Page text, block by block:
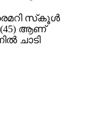
സ്‌കൂള്‍
ആണ്
ചാടി